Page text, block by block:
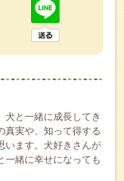
犬と一緒に成長してき
真実や、知って得する
います。犬好きさんが
一緒に幸せになっても